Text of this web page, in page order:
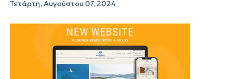
Τετάρτη, Αυγούστου 07, 2024